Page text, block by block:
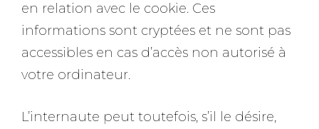
en relation avec le cookie. Ces
informations sont cryptées et ne sont pas
accessibles en cas d’accès non autorisé à
votre ordinateur.
L’internaute peut toutefois, s’il le désire,